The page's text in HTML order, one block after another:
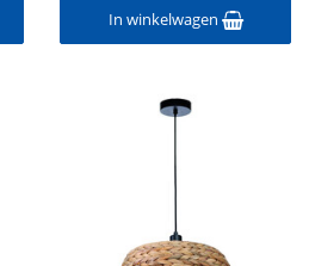
In winkelwagen